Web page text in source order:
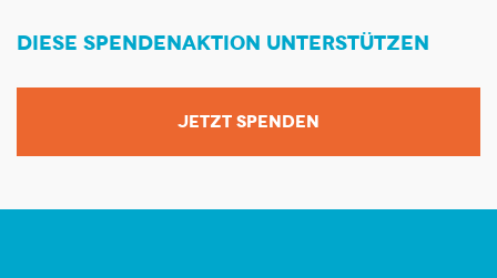
DIESE SPENDENAKTION UNTERSTÜTZEN
JETZT SPENDEN